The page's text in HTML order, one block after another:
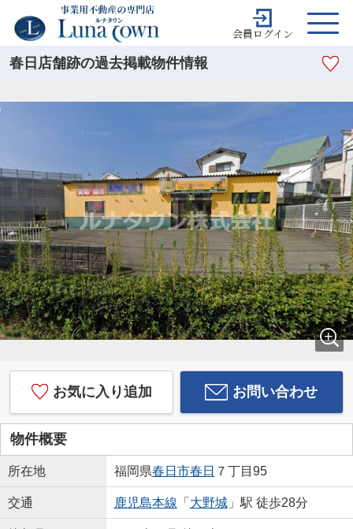
会員ログイン
春日店舗跡の過去掲載物件情報
お気に入り追加 お問い合わせ
物件概要
所在地 福岡県春日市春日 ７丁目95
交通 鹿児島本線 「 大野城」駅 徒歩28分